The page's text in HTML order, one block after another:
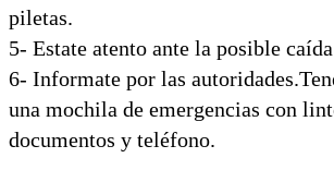
piletas.
5- Estate atento ante la posible
6- Informate por las
una mochila de emergencias con
documentos y teléfono.